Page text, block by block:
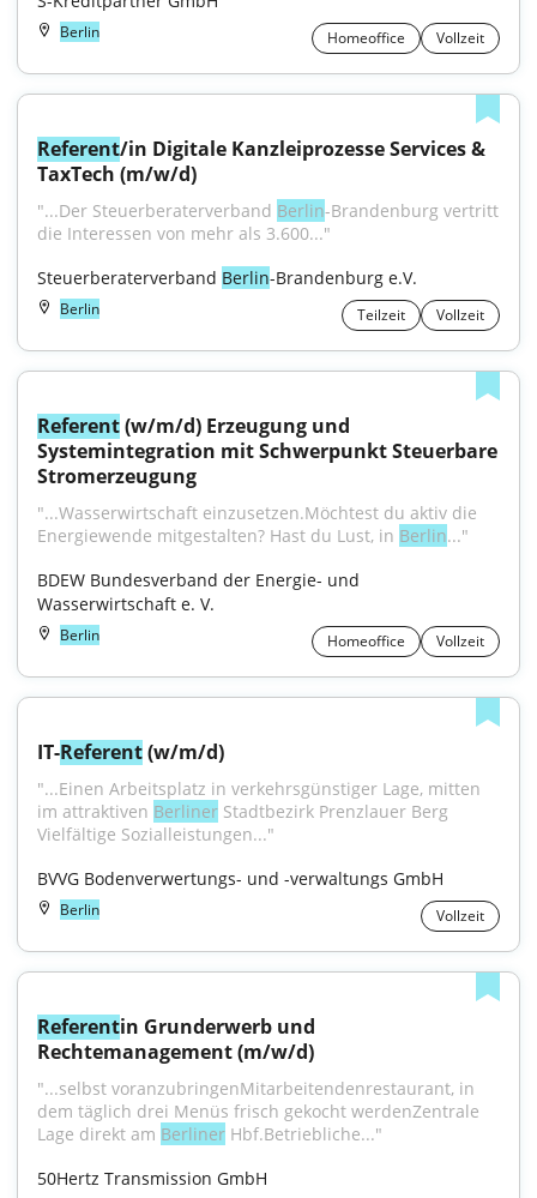
Berlin Homeoffice Vollzeit
Referent/in Digitale Kanzleiprozesse Services &
TaxTech (m/w/d)
"...Der Steuerberaterverband Berlin-Brandenburg vertritt
die Interessen von mehr als 3.600..."
Steuerberaterverband Berlin-Brandenburg e.V.
Berlin Teilzeit Vollzeit
Referent (w/m/d) Erzeugung und
Systemintegration mit Schwerpunkt Steuerbare
Stromerzeugung
"...Wasser­wirtschaft einzusetzen.Möchtest du aktiv die
Energiewende mitgestalten? Hast du Lust, in Berlin..."
BDEW Bundesverband der Energie- und
Wasserwirtschaft e. V.
Berlin Homeoffice Vollzeit
IT-Referent (w/m/d)
"...Einen Arbeitsplatz in verkehrsgünstiger Lage, mitten
im attraktiven Berliner Stadtbezirk Prenzlauer Berg
Vielfältige Sozialleistungen..."
BVVG Bodenverwertungs- und -verwaltungs GmbH
Berlin Vollzeit
Referentin Grunderwerb und
Rechtemanagement (m/w/d)
"...selbst voranzubringenMitarbeitendenrestaurant, in
dem täglich drei Menüs frisch gekocht werdenZentrale
Lage direkt am Berliner Hbf.Betriebliche..."
50Hertz Transmission GmbH